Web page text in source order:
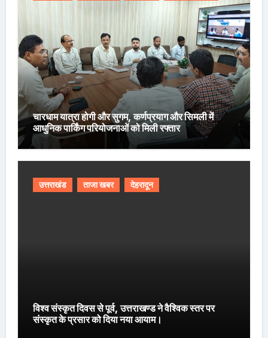
चारधाम यात्रा होगी और सुगम, कर्णप्रयाग और सिमली में
आधुनिक पार्किंग परियोजनाओं को मिली रफ्तार
उत्तराखंड ताजा खबर देहरादून
विश्व संस्कृत दिवस से पूर्व, उत्तराखण्ड ने वैश्विक स्तर पर
संस्कृत के प्रसार को दिया नया आयाम।